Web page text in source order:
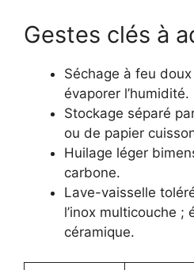
Gestes clés à
Séchage à feu
évaporer l’humidité.
Stockage séparé
ou de papier
Huilage léger
carbone.
Lave-vaisselle
l’inox multicouche ;
céramique.